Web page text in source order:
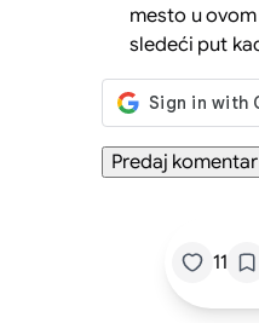
mesto u
sledeći put
11